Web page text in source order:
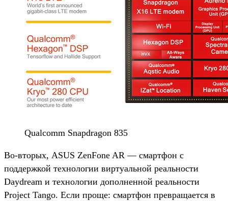
Qualcomm Snapdragon 835
Во-вторых, ASUS ZenFone AR — смартфон с
поддержкой технологии виртуальной реальности
Daydream и технологии дополненной реальности
Project Tango. Если проще: смартфон превращается в